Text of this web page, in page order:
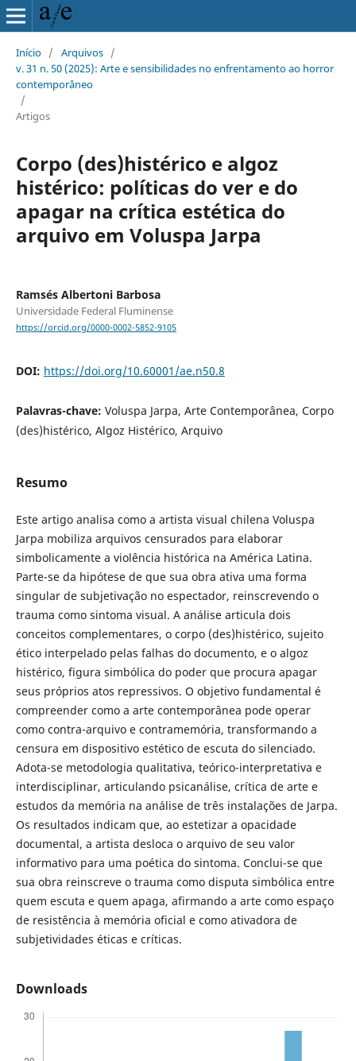
Início / Arquivos /
v. 31 n. 50 (2025): Arte e sensibilidades no enfrentamento ao horror
contemporâneo
/
Artigos
Corpo (des)histérico e algoz
histérico: políticas do ver e do
apagar na crítica estética do
arquivo em Voluspa Jarpa
Ramsés Albertoni Barbosa
Universidade Federal Fluminense
https://orcid.org/0000-0002-5852-9105
DOI: https://doi.org/10.60001/ae.n50.8
Palavras-chave: Voluspa Jarpa, Arte Contemporânea, Corpo
(des)histérico, Algoz Histérico, Arquivo
Resumo
Este artigo analisa como a artista visual chilena Voluspa
Jarpa mobiliza arquivos censurados para elaborar
simbolicamente a violência histórica na América Latina.
Parte-se da hipótese de que sua obra ativa uma forma
singular de subjetivação no espectador, reinscrevendo o
trauma como sintoma visual. A análise articula dois
conceitos complementares, o corpo (des)histérico, sujeito
ético interpelado pelas falhas do documento, e o algoz
histérico, figura simbólica do poder que procura apagar
seus próprios atos repressivos. O objetivo fundamental é
compreender como a arte contemporânea pode operar
como contra-arquivo e contramemória, transformando a
censura em dispositivo estético de escuta do silenciado.
Adota-se metodologia qualitativa, teórico-interpretativa e
interdisciplinar, articulando psicanálise, crítica de arte e
estudos da memória na análise de três instalações de Jarpa.
Os resultados indicam que, ao estetizar a opacidade
documental, a artista desloca o arquivo de seu valor
informativo para uma poética do sintoma. Conclui-se que
sua obra reinscreve o trauma como disputa simbólica entre
quem escuta e quem apaga, afirmando a arte como espaço
de resistência à memória oficial e como ativadora de
subjetividades éticas e críticas.
Downloads